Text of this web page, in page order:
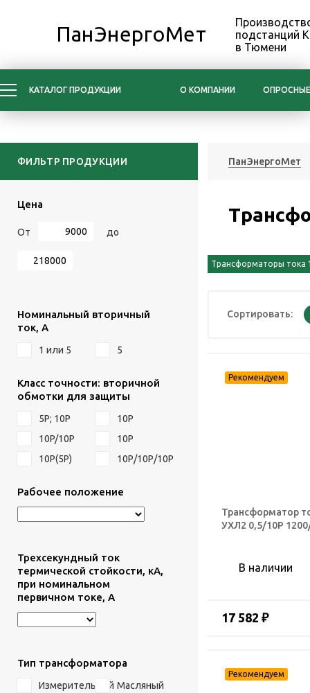
ПанЭнергоМет
подстанций
в Тюмени
КАТАЛОГ ПРОДУКЦИИ О КОМПАНИИ
ФИЛЬТР ПРОДУКЦИИ
Цена
От до
Номинальный вторичный
ток, А
1 или 5 5
Класс точности: вторичной
обмотки для защиты
5Р; 10Р
10P
10P/10P
10Р
10Р(5Р)
10Р/10Р/10Р
Рабочее положение
Трехсекундный ток
термической стойкости, кА,
при номинальном
первичном токе, А
Тип трансформатора
Измерительный Масляный
ПанЭнергоМет
Трансформаторы тока
Сортировать:
Трансформатор
УХЛ2 0,5/10Р
В наличии
17 582 ₽